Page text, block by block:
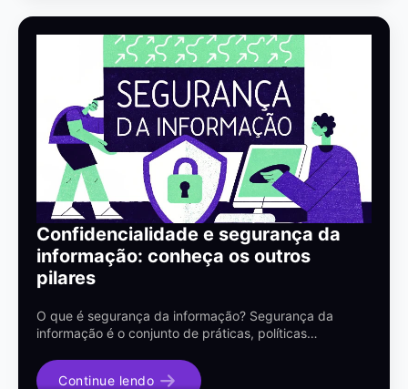
Confidencialidade e segurança da
informação: conheça os outros
pilares
O que é segurança da informação? Segurança da
informação é o conjunto de práticas, políticas…
Continue lendo